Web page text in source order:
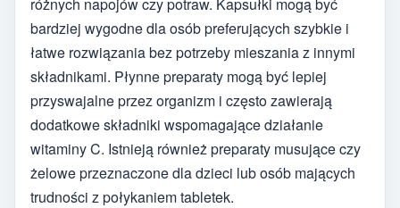
bardziej wygodne dla osób preferujących szybkie i
łatwe rozwiązania bez potrzeby mieszania z innymi
składnikami. Płynne preparaty mogą być lepiej
przyswajalne przez organizm i często zawierają
dodatkowe składniki wspomagające działanie
witaminy C. Istnieją również preparaty musujące czy
żelowe przeznaczone dla dzieci lub osób mających
trudności z połykaniem tabletek.